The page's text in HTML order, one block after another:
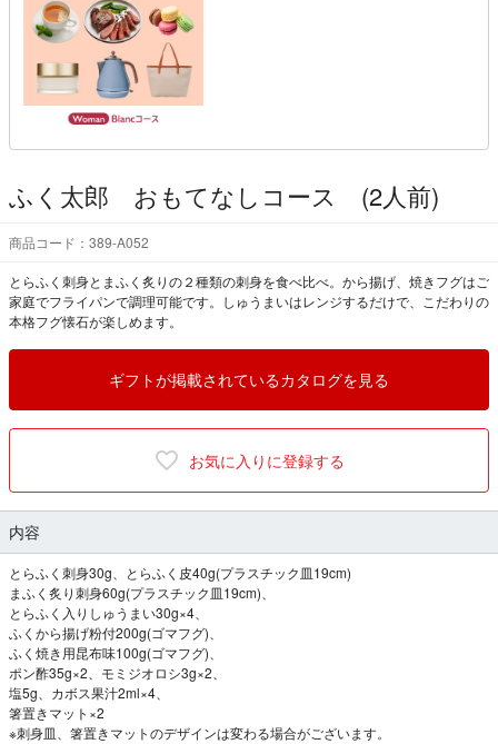
ふく太郎 おもてなしコース (2人前)
商品コード：389-A052
とらふく刺身とまふく炙りの２種類の刺身を食べ比べ。から揚げ、焼きフグはご
家庭でフライパンで調理可能です。しゅうまいはレンジするだけで、こだわりの
本格フグ懐石が楽しめます。
ギフトが掲載されているカタログを見る
お気に入りに登録する
内容
とらふく刺身30g、とらふく皮40g(プラスチック皿19cm)
まふく炙り刺身60g(プラスチック皿19cm)、
とらふく入りしゅうまい30g×4、
ふくから揚げ粉付200g(ゴマフグ)、
ふく焼き用昆布味100g(ゴマフグ)、
ポン酢35g×2、モミジオロシ3g×2、
塩5g、カボス果汁2ml×4、
箸置きマット×2
※刺身皿、箸置きマットのデザインは変わる場合がございます。